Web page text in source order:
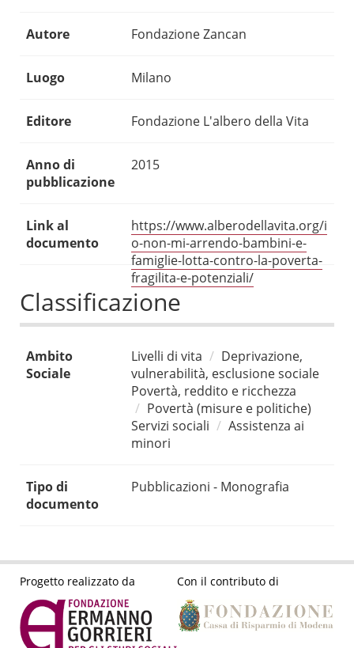
Autore Fondazione Zancan
Luogo Milano
Editore Fondazione L'albero della Vita
Anno di
pubblicazione
2015
Link al
documento
https://www.alberodellavita.org/i
o-non-mi-arrendo-bambini-e-
famiglie-lotta-contro-la-poverta-
fragilita-e-potenziali/
Classificazione
Ambito
Sociale
Livelli di vita
Deprivazione,
vulnerabilità, esclusione sociale
Povertà, reddito e ricchezza
Povertà (misure e politiche)
Servizi sociali
Assistenza ai
minori
Tipo di
documento
Pubblicazioni - Monografia
Progetto realizzato da Con il contributo di